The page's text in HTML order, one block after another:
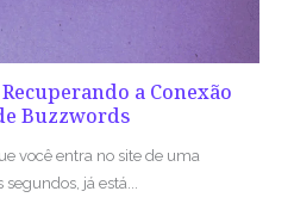
a Conexão
Buzzwords
você entra no site de uma
já está...